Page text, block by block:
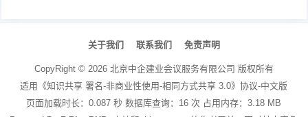
关于我们 联系我们 免责声明
CopyRight © 2026 北京中企建业会议服务有限公司 版权所有
适用《知识共享 署名-非商业性使用-相同方式共享 3.0》协议-中文版
页面加载时长：0.087 秒 数据库查询：16 次 占用内存：3.18 MB